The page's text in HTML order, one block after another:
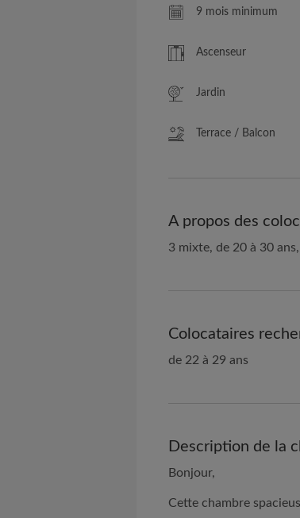
9 mois minimum
Ascenseur
Jardin
Terrace / Balcon
A propos des
3 mixte, de 20 à 30
Colocataires
de 22 à 29 ans
Description de la
Bonjour,
Cette chambre